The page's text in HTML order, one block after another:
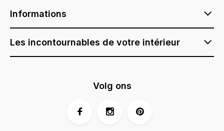
Informations
Les incontournables de votre intérieur
Volg ons